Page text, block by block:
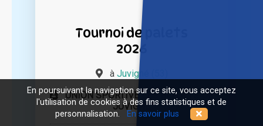
Tournoi de palets
2026
à Juvigné (53)
UNION SPORTIVE LES BLEUETS DE
JUVIGNE
En poursuivant la navigation sur ce site, vous acceptez
l'utilisation de cookies à des fins statistiques et de
personnalisation.
En savoir plus